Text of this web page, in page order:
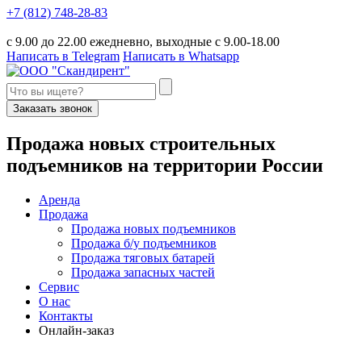
+7 (812) 748-28-83
с 9.00 до 22.00 ежедневно, выходные с 9.00-18.00
Написать в Telegram Написать в Whatsapp
Заказать звонок
Продажа новых строительных
подъемников на территории России
Аренда
Продажа
Продажа новых подъемников
Продажа б/у подъемников
Продажа тяговых батарей
Продажа запасных частей
Сервис
О нас
Контакты
Онлайн-заказ